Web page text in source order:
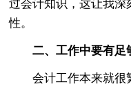
过会计知识，这让我
性。
二、工作中要有足
会计工作本来就很